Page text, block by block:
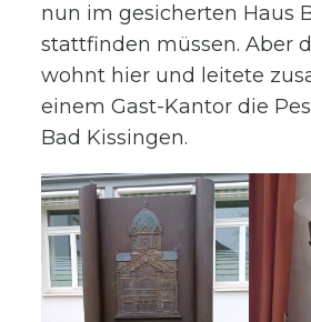
nun im gesicherten Haus
stattfinden müssen. Aber
wohnt hier und leitete
einem Gast-Kantor die
Bad Kissingen.